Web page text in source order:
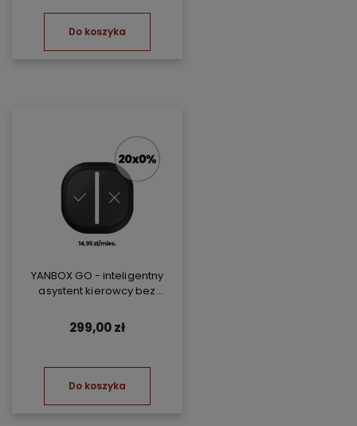
Do koszyka
YANBOX GO - inteligentny
asystent kierowcy bez
299,00 zł
Do koszyka